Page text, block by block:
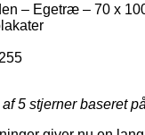
– Egetræ – 70 x
5 stjerner baseret på